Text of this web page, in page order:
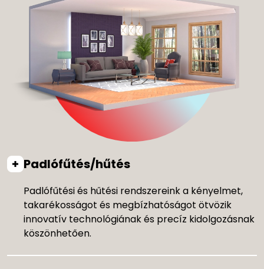
Padlófűtés/hűtés
Padlófűtési és hűtési rendszereink a kényelmet,
takarékosságot és megbízhatóságot ötvözik
innovatív technológiának és precíz kidolgozásnak
köszönhetően.